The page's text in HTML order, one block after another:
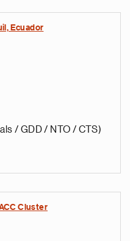
Ecuador
/ GDD / NTO / CTS)
Cluster